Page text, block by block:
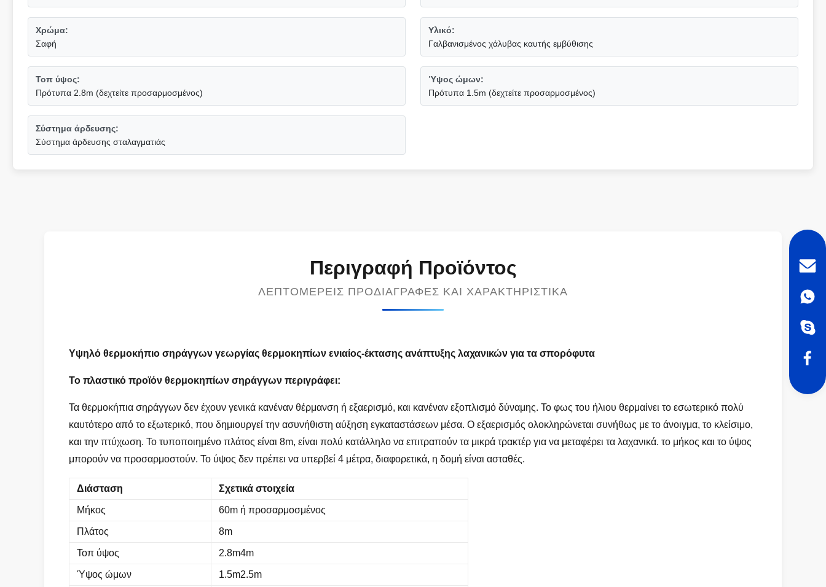
Χρώμα:
Σαφή
Υλικό:
Γαλβανισμένος χάλυβας καυτής εμβύθισης
Τοπ ύψος:
Πρότυπα 2.8m (δεχτείτε προσαρμοσμένος)
Ύψος ώμων:
Πρότυπα 1.5m (δεχτείτε προσαρμοσμένος)
Σύστημα άρδευσης:
Σύστημα άρδευσης σταλαγματιάς
Περιγραφή Προϊόντος
ΛΕΠΤΟΜΕΡΕΊΣ ΠΡΟΔΙΑΓΡΑΦΈΣ ΚΑΙ ΧΑΡΑΚΤΗΡΙΣΤΙΚΆ
Υψηλό θερμοκήπιο σηράγγων γεωργίας θερμοκηπίων ενιαίος-έκτασης ανάπτυξης λαχανικών για τα σπορόφυτα
Το πλαστικό προϊόν θερμοκηπίων σηράγγων περιγράφει:
Τα θερμοκήπια σηράγγων δεν έχουν γενικά κανέναν θέρμανση ή εξαερισμό, και κανέναν εξοπλισμό δύναμης. Το φως του ήλιου θερμαίνει το εσωτερικό πολύ
καυτότερο από το εξωτερικό, που δημιουργεί την ασυνήθιστη αύξηση εγκαταστάσεων μέσα. Ο εξαερισμός ολοκληρώνεται συνήθως με το άνοιγμα, το κλείσιμο,
και την πτύχωση. Το τυποποιημένο πλάτος είναι 8m, είναι πολύ κατάλληλο να επιτραπούν τα μικρά τρακτέρ για να μεταφέρει τα λαχανικά. το μήκος και το ύψος
μπορούν να προσαρμοστούν. Το ύψος δεν πρέπει να υπερβεί 4 μέτρα, διαφορετικά, η δομή είναι ασταθές.
Διάσταση Σχετικά στοιχεία
Μήκος 60m ή προσαρμοσμένος
Πλάτος 8m
Τοπ ύψος 2.8m4m
Ύψος ώμων 1.5m2.5m